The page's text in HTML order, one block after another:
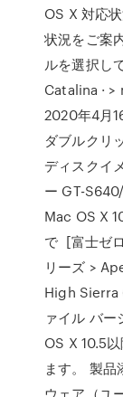
OS X 対応
状況をご案
ルを選択し
Catalina · >
2020年4月
ダブルクリ
ディスクイ
ー GT-
Mac OS X
で [富士ゼ
リーズ >
High Sierra
ァイル バー
OS X 10.5
ます。 製品
ウェア（ユ